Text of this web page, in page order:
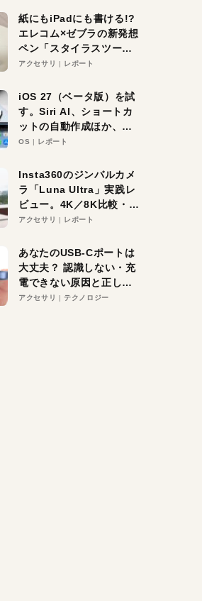
紙にもiPadにも書ける!?
エレコム×ゼブラの新発想
ペン「スタイラスツーウ
ェイ」レビュー。持ち替
アクセサリ レポート
iOS 27（ベータ版）を試
す。Siri AI、ショートカ
ットの自動作成ほか、期
待大の便利機能5選。
る未来はすぐそこ！
OS レポート
Insta360のジンバルカメ
ラ「Luna Ultra」実践レ
ビュー。4K／8K比較・ズ
ーム・夜間撮影をチェッ
アクセサリ レポート
あなたのUSB-Cポートは
大丈夫？ 認識しない・充
電できない原因と正しい
対策
アクセサリ テクノロジー